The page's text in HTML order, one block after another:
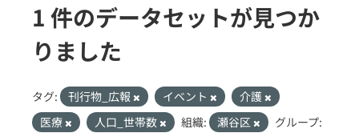
1 件のデータセットが見つか
りました
タグ: 刊行物_広報 イベント
介護
医療
人口_世帯数 組織: 瀬谷区
グループ: